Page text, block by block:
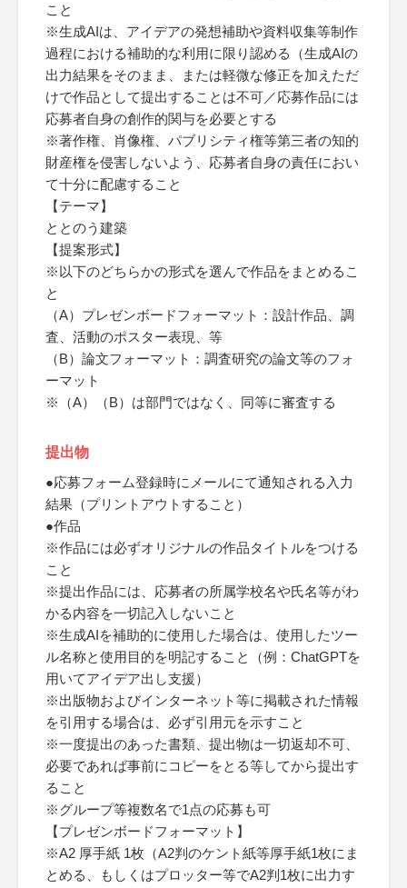
こと
※生成AIは、アイデアの発想補助や資料収集等制作
過程における補助的な利用に限り認める（生成AIの
出力結果をそのまま、または軽微な修正を加えただ
けで作品として提出することは不可／応募作品には
応募者自身の創作的関与を必要とする
※著作権、肖像権、パブリシティ権等第三者の知的
財産権を侵害しないよう、応募者自身の責任におい
て十分に配慮すること
【テーマ】
ととのう建築
【提案形式】
※以下のどちらかの形式を選んで作品をまとめるこ
と
（A）プレゼンボードフォーマット：設計作品、調
査、活動のポスター表現、等
（B）論文フォーマット：調査研究の論文等のフォ
ーマット
※（A）（B）は部門ではなく、同等に審査する
提出物
●応募フォーム登録時にメールにて通知される入力
結果（プリントアウトすること）
●作品
※作品には必ずオリジナルの作品タイトルをつける
こと
※提出作品には、応募者の所属学校名や氏名等がわ
かる内容を一切記入しないこと
※生成AIを補助的に使用した場合は、使用したツー
ル名称と使用目的を明記すること（例：ChatGPTを
用いてアイデア出し支援）
※出版物およびインターネット等に掲載された情報
を引用する場合は、必ず引用元を示すこと
※一度提出のあった書類、提出物は一切返却不可、
必要であれば事前にコピーをとる等してから提出す
ること
※グループ等複数名で1点の応募も可
【プレゼンボードフォーマット】
※A2 厚手紙 1枚（A2判のケント紙等厚手紙1枚にま
とめる、もしくはプロッター等でA2判1枚に出力す